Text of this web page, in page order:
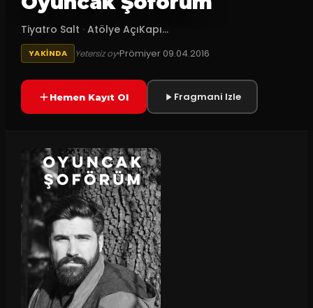
Tiyatro Salt · Atölye AçıKapı...
YAKINDA Yetersiz oyPrömiyer 09.04.2016
Hemen Kayıt Ol Fragmani Izle